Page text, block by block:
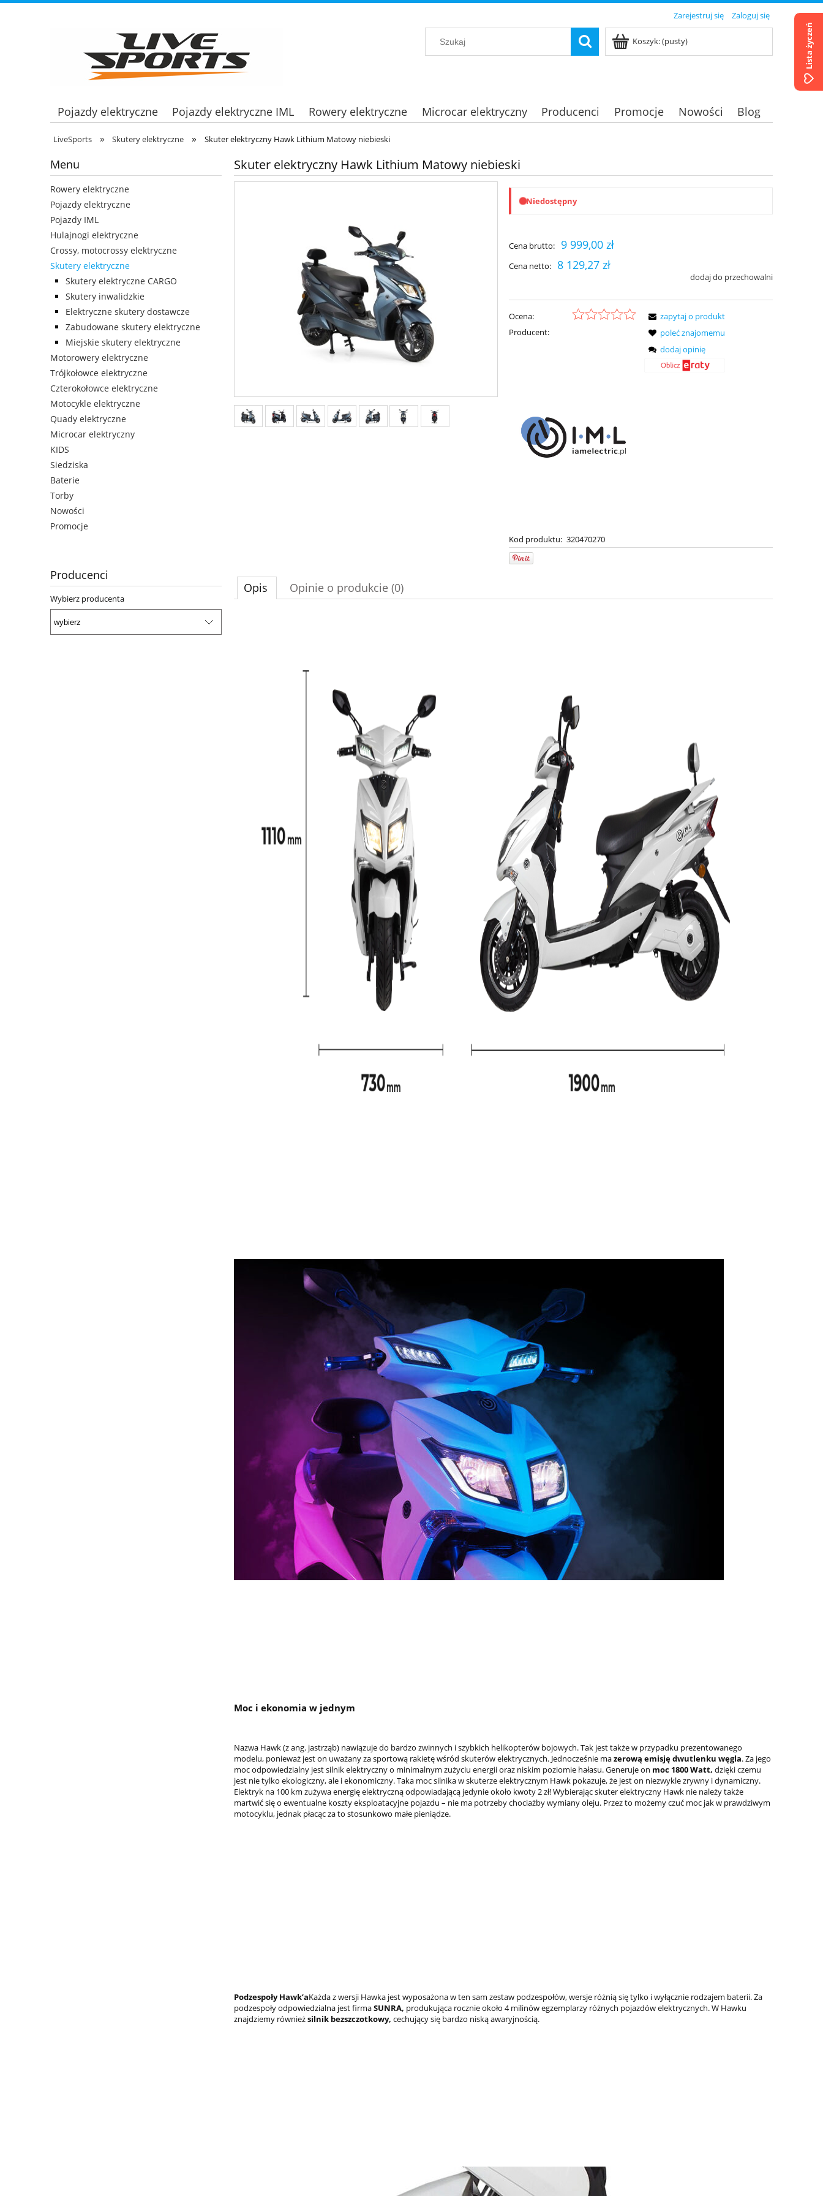
Zarejestruj się Zaloguj się
Koszyk:(pusty)
Pojazdy elektryczne Pojazdy elektryczne IML Rowery elektryczne Microcar elektryczny Producenci Promocje Nowości Blog
LiveSports » Skutery elektryczne » Skuter elektryczny Hawk Lithium Matowy niebieski
Menu
Rowery elektryczne
Pojazdy elektryczne
Pojazdy IML
Hulajnogi elektryczne
Crossy, motocrossy elektryczne
Skutery elektryczne
Skutery elektryczne CARGO
Skutery inwalidzkie
Elektryczne skutery dostawcze
Zabudowane skutery elektryczne
Miejskie skutery elektryczne
Motorowery elektryczne
Trójkołowce elektryczne
Czterokołowce elektryczne
Motocykle elektryczne
Quady elektryczne
Microcar elektryczny
KIDS
Siedziska
Baterie
Torby
Nowości
Promocje
Producenci
Wybierz producenta
Skuter elektryczny Hawk Lithium Matowy niebieski
Niedostępny
Cena brutto: 9 999,00 zł
Cena netto: 8 129,27 zł
dodaj do przechowalni
Ocena:
Producent:
Kod produktu: 320470270
zapytaj o produkt
poleć znajomemu
dodaj opinię
Opis Opinie o produkcie (0)
Moc i ekonomia w jednym
Nazwa Hawk (z ang. jastrząb) nawiązuje do bardzo zwinnych i szybkich helikopterów bojowych. Tak jest także w przypadku prezentowanego
modelu, ponieważ jest on uważany za sportową rakietę wśród skuterów elektrycznych. Jednocześnie mazerową emisję dwutlenku węgla. Za jego
moc odpowiedzialny jest silnik elektryczny o minimalnym zużyciu energii oraz niskim poziomie hałasu. Generuje on moc 1800 Watt, dzięki czemu
jest nie tylko ekologiczny, ale i ekonomiczny. Taka moc silnika w skuterze elektrycznym Hawk pokazuje, że jest on niezwykle zrywny i dynamiczny.
Elektryk na 100 km zużywa energię elektryczną odpowiadającą jedynie około kwoty 2 zł! Wybierając skuter elektryczny Hawk nie należy także
martwić się o ewentualne koszty eksploatacyjne pojazdu – nie ma potrzeby chociażby wymiany oleju. Przez to możemy czuć moc jak w prawdziwym
motocyklu, jednak płacąc za to stosunkowo małe pieniądze.
Podzespoły Hawk’aKażda z wersji Hawka jest wyposażona w ten sam zestaw podzespołów, wersje różnią się tylko i wyłącznie rodzajem baterii. Za
podzespoły odpowiedzialna jest firmaSUNRA, produkująca rocznie około 4 milinów egzemplarzy różnych pojazdów elektrycznych. W Hawku
znajdziemy równieżsilnik bezszczotkowy, cechujący się bardzo niską awaryjnością.
Lista życzeń